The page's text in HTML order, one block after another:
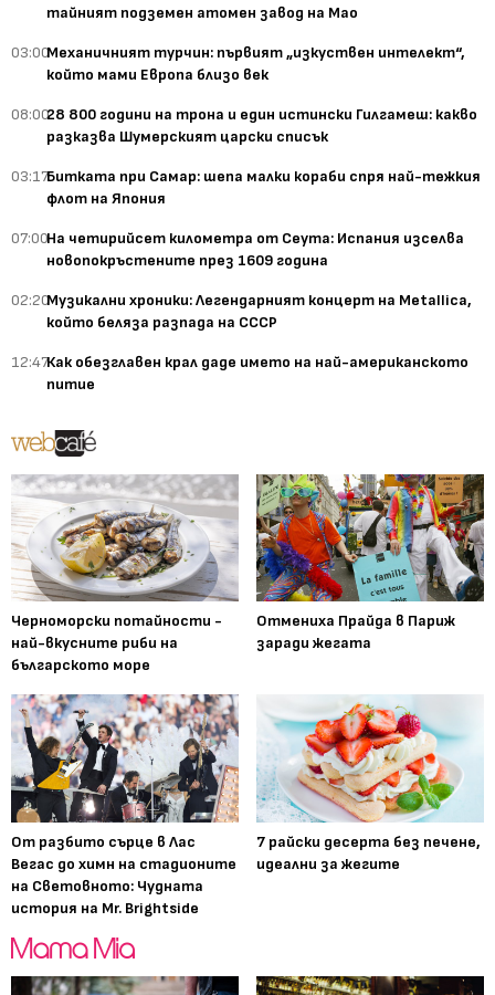
тайният подземен атомен завод на Мао
03:00Механичният турчин: първият „изкуствен интелект“,
който мами Европа близо век
08:0028 800 години на трона и един истински Гилгамеш: какво
разказва Шумерският царски списък
03:17Битката при Самар: шепа малки кораби спря най-тежкия
флот на Япония
07:00На четирийсет километра от Сеута: Испания изселва
новопокръстените през 1609 година
02:20Музикални хроники: Легендарният концерт на Metallica,
който беляза разпада на СССР
12:47Как обезглавен крал даде името на най-американското
питие
Черноморски потайности -
най-вкусните риби на
българското море
Отмениха Прайда в Париж
заради жегата
От разбито сърце в Лас
Вегас до химн на стадионите
на Световното: Чудната
история на Mr. Brightside
7 райски десерта без печене,
идеални за жегите